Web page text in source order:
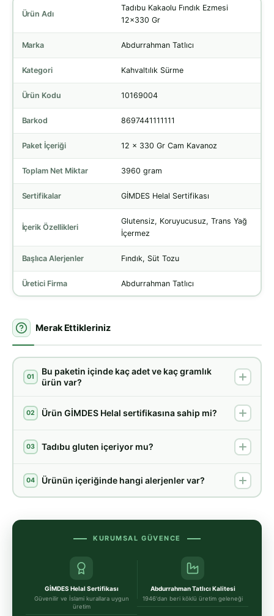
Ürün Adı
Tadıbu Kakaolu Fındık Ezmesi
12x330 Gr
Marka Abdurrahman Tatlıcı
Kategori Kahvaltılık Sürme
Ürün Kodu 10169004
Barkod 8697441111111
Paket İçeriği 12 x 330 Gr Cam Kavanoz
Toplam Net Miktar 3960 gram
Sertifikalar GİMDES Helal Sertifikası
İçerik Özellikleri
Glutensiz, Koruyucusuz, Trans Yağ
İçermez
Başlıca Alerjenler Fındık, Süt Tozu
Üretici Firma Abdurrahman Tatlıcı
Merak Ettikleriniz
01
Bu paketin içinde kaç adet ve kaç gramlık
ürün var?
02 Ürün GİMDES Helal sertifikasına sahip mi?
03 Tadıbu gluten içeriyor mu?
04 Ürünün içeriğinde hangi alerjenler var?
KURUMSAL GÜVENCE
GİMDES Helal Sertifikası
Güvenilir ve İslami kurallara uygun
üretim
Abdurrahman Tatlıcı Kalitesi
1946'dan beri köklü üretim geleneği